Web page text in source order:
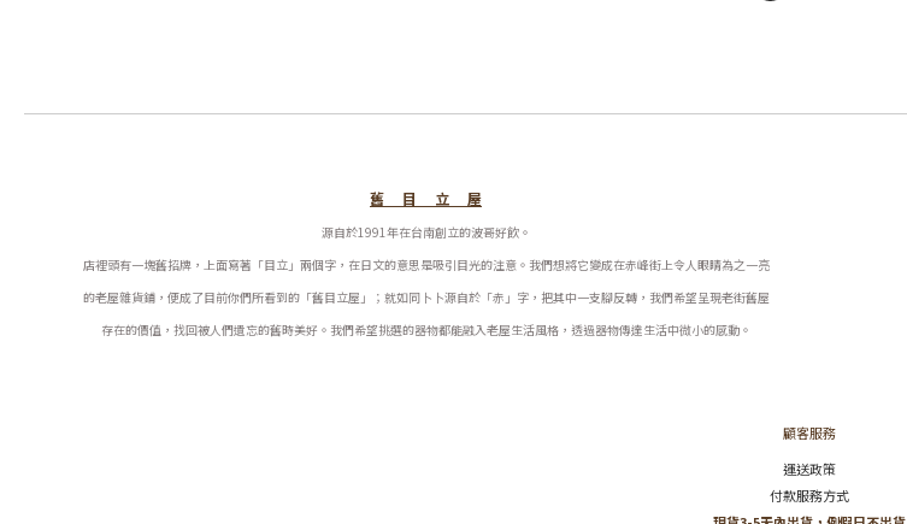
舊 目 立 屋
源自於1991年在台南創立的波哥好飲。
店裡頭有一塊舊招牌，上面寫著「目立」兩個字，在日文的意思是吸引目光的注意。我們想將它變成在赤峰街上令人眼睛為之一亮
的老屋雜貨鋪，便成了目前你們所看到的「舊目立屋」；就如同卜卜源自於「赤」字，把其中一支腳反轉，我們希望呈現老街舊屋
存在的價值，找回被人們遺忘的舊時美好。 我們希望挑選的器物都能融入老屋生活風格，透過器物傳達生活中微小的感動。
顧客服務
運送政策
付款服務方式